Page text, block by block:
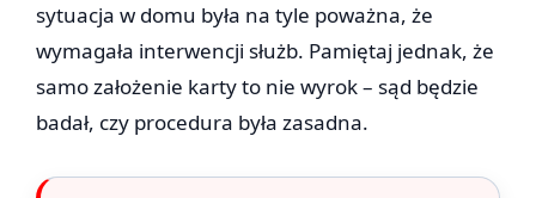
sytuacja w domu była na tyle poważna, że
wymagała interwencji służb. Pamiętaj jednak, że
samo założenie karty to nie wyrok – sąd będzie
badał, czy procedura była zasadna.